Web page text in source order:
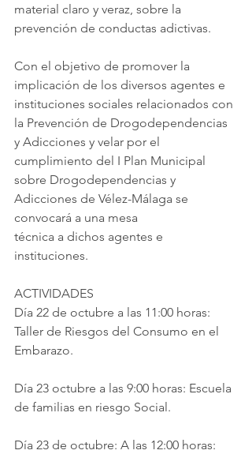
material claro y veraz, sobre la
prevención de conductas adictivas.
Con el objetivo de promover la
implicación de los diversos agentes e
instituciones sociales relacionados con
la Prevención de Drogodependencias
y Adicciones y velar por el
cumplimiento del I Plan Municipal
sobre Drogodependencias y
Adicciones de Vélez-Málaga se
convocará a una mesa
técnica a dichos agentes e
instituciones.
ACTIVIDADES
Día 22 de octubre a las 11:00 horas:
Taller de Riesgos del Consumo en el
Embarazo.
Día 23 octubre a las 9:00 horas: Escuela
de familias en riesgo Social.
Día 23 de octubre: A las 12:00 horas: